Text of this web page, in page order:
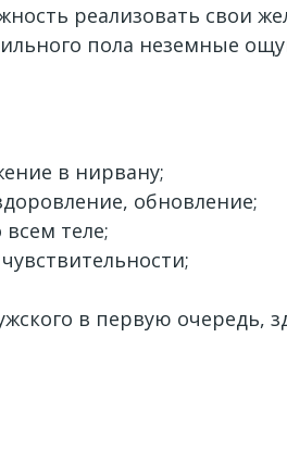
реализовать свои
пола неземные
в нирвану;
обновление;
теле;
в первую очередь,